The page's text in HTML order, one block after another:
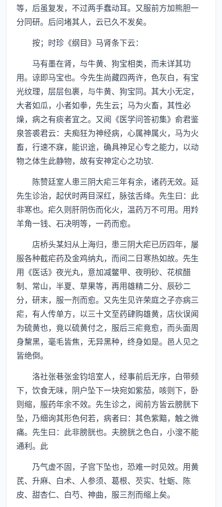
等，后虽复发，不过两手蠢动耳。又服前方加熊胆一
分同研。后问堵其人，云已久不发矣。
按；时珍《纲目》马肾条下云：
马有墨在肾，与牛黄、狗宝相类，而未详其功
用。谅即马宝也。今先生尚藏四两许，色灰白，有宝
光纹理，层层包裹，与牛黄、狗宝同。其大小无定，
大者如瓜，小者如拳，先生云；马为火畜，其性必
燥，病之有痰者宜之。又阅《医学问答初集》俞君鉴
泉答裘君云：夫痴狂为神经病，心属神属火，马为火
畜，行速不寐，能识途，确具神足心专之能力，以动
物之体生此静物，故有安神定心之功欤.
陈赞廷室人患三阴大疟三年有余，诸药无效。延
先生诊治，起伏时两目深红，脉弦舌绛。先生曰：此
非寒也。疟久则肝阴伤而化火，温药万不可用。用羚
羊角一钱、石决明等，一药而愈。
店桥头某妇从上海归，患三阴大疟已历四年，屡
服各种截疟药及金鸡纳丸，而间二日寒热如故。先生
用《医话》夜光丸，意加减鳖甲、夜明砂、花槟醋
制、常山，半夏、草果等，再用雄精二分、辰砂二
分，研末，服一剂而愈。又先生见许荣庭之子亦病三
疟，有人传单方，以三十文至药肆购雄黄，店伙误闻
为硫黄也，竟以硫黄付之，服后三疟竟愈，而头面周
身黧黑，毫毛皆焦，无异黑种，终身如是。邑人见之
皆绝倒。
洛社张巷张金钧培室人，经事前后无序，白带频
下，饮食无味，阴户坠下一块宛如紫茄，咳则下，卧
则缩，服药年余不效。先生诊之，阅前方皆云膀胱下
坠，乃细询其形色何若，病者曰：其色紫黯，触之微
痛。先生曰：此非膀胱也。夫膀胱之色白，小溲不能
通利。此
乃气虚不固，子宫下坠也，恐难一时见效。用黄
芪、升麻、白术、人参须、葛根、芡实、牡蛎、陈
皮、甜杏仁、白芍、神曲，服三剂而缩上矣。